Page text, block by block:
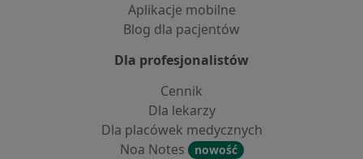
Aplikacje mobilne
Blog dla pacjentów
Dla profesjonalistów
Cennik
Dla lekarzy
Dla placówek medycznych
Noa Notes
nowość